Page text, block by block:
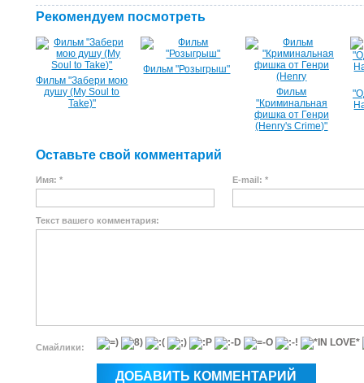
Рекомендуем посмотреть
Фильм "Забери мою
душу (My Soul to
Take)"
Фильм "Розыгрыш"
Фильм
"Криминальная
фишка от Генри
(Henry's Crime)"
Оставьте свой комментарий
Имя: * E-mail: *
Текст вашего комментария:
Смайлики: